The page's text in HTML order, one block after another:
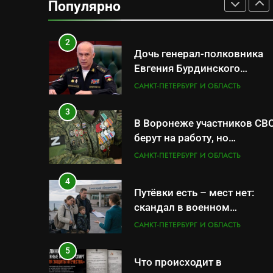
Популярно
военной продукцией:
2
Дочь генерал-полковника
Евгения Бурдинского
оказывает платные услуги
САНКТ-ПЕТЕРБУРГ И ОБЛАСТЬ
3
В Воронеже участников
берут на работу, но
удержаться удаётся не всем
САНКТ-ПЕТЕРБУРГ И ОБЛАСТЬ
4
Путёвки есть – мест нет:
скандал в военном
санатории Владивостока
САНКТ-ПЕТЕРБУРГ И ОБЛАСТЬ
5
Что происходит в